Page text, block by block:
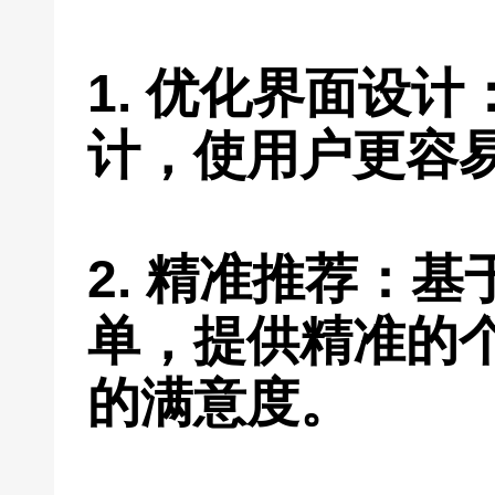
1. 优化界面设计
计，使用户更容
2. 精准推荐：基
单，提供精准的
的满意度。